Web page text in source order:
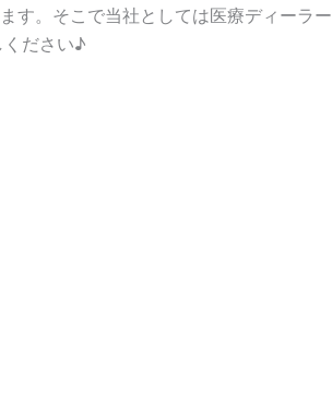
す。そこで当社としては医療ディーラー
ください♪